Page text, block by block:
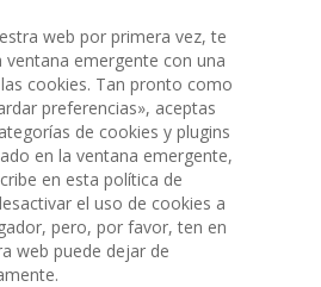
web por primera vez, te
emergente con una
cookies. Tan pronto como
preferencias», aceptas
de cookies y plugins
en la ventana emergente,
en esta política de
el uso de cookies a
pero, por favor, ten en
web puede dejar de
válvulas de
tienen por objetivo
por completo el
fluido en
de presión. Son
en cualquier
industrial.
ofrece una amplia
válvulas de
todo tipo de
Válvula de Bola
Válvula de
Eléctrica
Válvula de
Neumática.
Válvula de
Eléctrica
Rubber
Juntas de Fibras
Comprimidas V-Seal
Juntas de Grafito
V-Graf
Juntas de PTFE V-
Juntas
Manómetros
Termómetros
Ventómetros
Niveles
Presostato y
Sensores de
Válvulas Vasa